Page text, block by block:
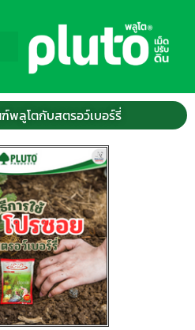
พลูโตกับสตรอว์เบอร์รี่